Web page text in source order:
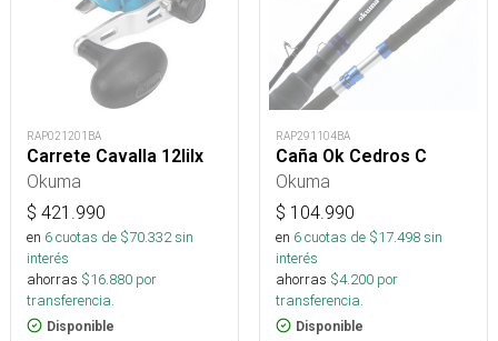
RAP021201BA
Carrete Cavalla 12Iilx
Okuma
$ 421.990
en 6cuotas de $70.332sin
interés
ahorras $16.880 por
transferencia.
Disponible
RAP291104BA
Caña Ok Cedros C
Okuma
$ 104.990
en 6cuotas de $17.498sin
interés
ahorras $4.200 por
transferencia.
Disponible